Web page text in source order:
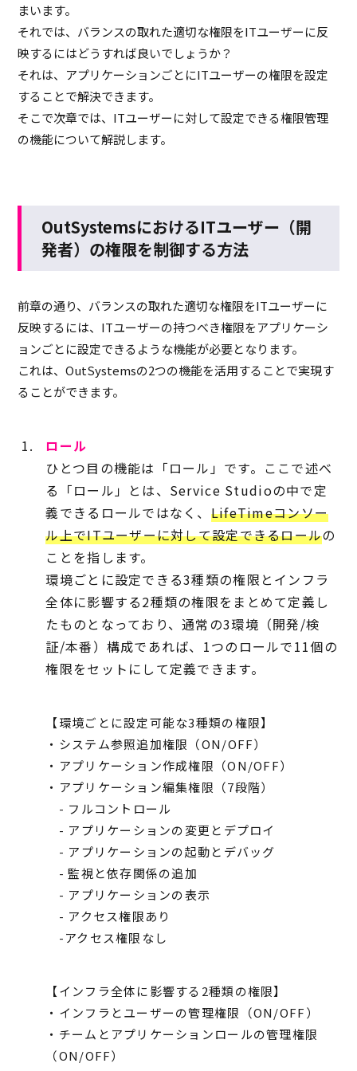
まいます。
それでは、バランスの取れた適切な権限をITユーザーに反
映するにはどうすれば良いでしょうか？
それは、アプリケーションごとにITユーザーの権限を設定
することで解決できます。
そこで次章では、ITユーザーに対して設定できる権限管理
の機能について解説します。
OutSystemsにおけるITユーザー（開
発者）の権限を制御する方法
前章の通り、バランスの取れた適切な権限をITユーザーに
反映するには、ITユーザーの持つべき権限をアプリケーシ
ョンごとに設定できるような機能が必要となります。
これは、OutSystemsの2つの機能を活用することで実現す
ることができます。
ロール
ひとつ目の機能は「ロール」です。ここで述べ
る「ロール」とは、Service Studioの中で定
義できるロールではなく、 LifeTimeコンソー
ル上でITユーザーに対して設定できるロールの
ことを指します。
環境ごとに設定できる3種類の権限とインフラ
全体に影響する2種類の権限をまとめて定義し
たものとなっており、通常の3環境（開発/検
証/本番）構成であれば、1つのロールで11個の
権限をセットにして定義できます。
【環境ごとに設定可能な3種類の権限】
・システム参照追加権限（ON/OFF）
・アプリケーション作成権限（ON/OFF）
・アプリケーション編集権限（7段階）
- フルコントロール
- アプリケーションの変更とデプロイ
- アプリケーションの起動とデバッグ
- 監視と依存関係の追加
- アプリケーションの表示
- アクセス権限あり
-アクセス権限なし
【インフラ全体に影響する2種類の権限】
・インフラとユーザーの管理権限（ON/OFF）
・チームとアプリケーションロールの管理権限
（ON/OFF）